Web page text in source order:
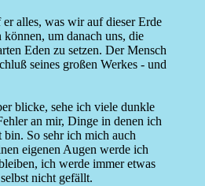
alles, was wir auf dieser Erde
können, um danach uns, die
Eden zu setzen. Der Mensch
seines großen Werkes - und
blicke, sehe ich viele dunkle
an mir, Dinge in denen ich
bin. So sehr ich mich auch
eigenen Augen werde ich
ich werde immer etwas
nicht gefällt.